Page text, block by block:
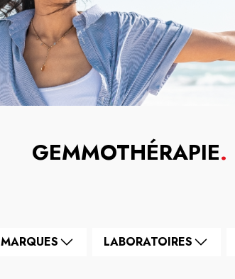
GEMMOTHÉRAPIE.
MARQUES LABORATOIRES